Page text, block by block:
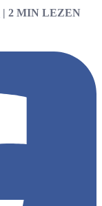
| 2 MIN LEZEN